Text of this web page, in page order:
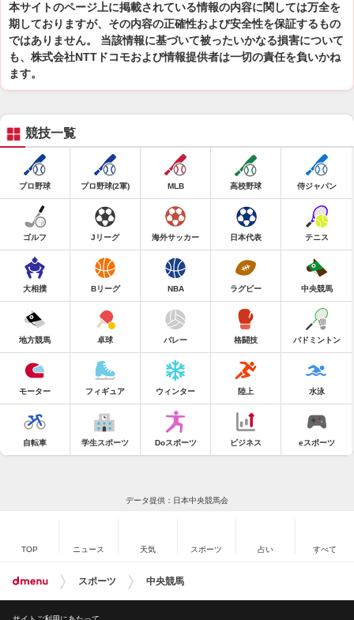
本サイトのページ上に掲載されている情報の内容に関しては万全を
期しておりますが、その内容の正確性および安全性を保証するもの
ではありません。 当該情報に基づいて被ったいかなる損害について
も、株式会社NTTドコモおよび情報提供者は一切の責任を負いかね
ます。
競技一覧
プロ野球 プロ野球(2軍) MLB 高校野球 侍ジャパン
ゴルフ Jリーグ 海外サッカー 日本代表 テニス
大相撲 Bリーグ NBA ラグビー 中央競馬
地方競馬 卓球 バレー 格闘技 バドミントン
モーター フィギュア ウィンター 陸上 水泳
自転車 学生スポーツ Doスポーツ ビジネス eスポーツ
データ提供：日本中央競馬会
TOP ニュース 天気 スポーツ 占い すべて
スポーツ 中央競馬